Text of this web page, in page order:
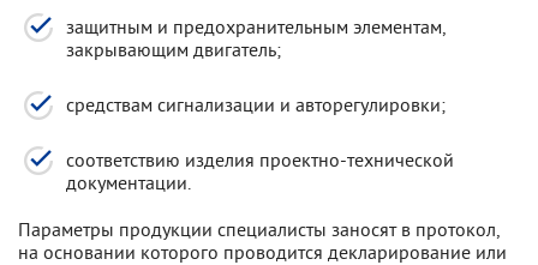
защитным и предохранительным элементам,
закрывающим двигатель;
средствам сигнализации и авторегулировки;
соответствию изделия проектно-технической
документации.
Параметры продукции специалисты заносят в протокол,
на основании которого проводится декларирование или